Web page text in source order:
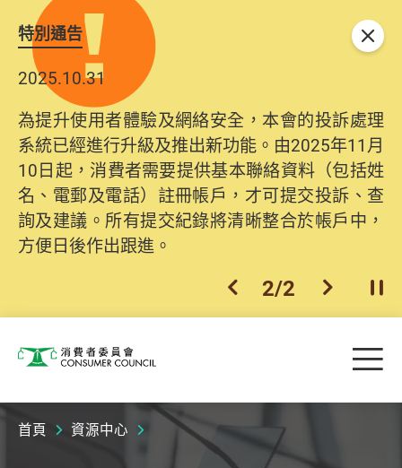
特別通告
2025.10.31
為提升使用者體驗及網絡安全，本會的投訴處理
系統已經進行升級及推出新功能。由2025年11月
10日起，消費者需要提供基本聯絡資料（包括姓
名、電郵及電話）註冊帳戶，才可提交投訴、查
詢及建議。所有提交紀錄將清晰整合於帳戶中，
方便日後作出跟進。
上一個
2/2 下一個開
關閉
消費者委員會 目
首頁 資源中心